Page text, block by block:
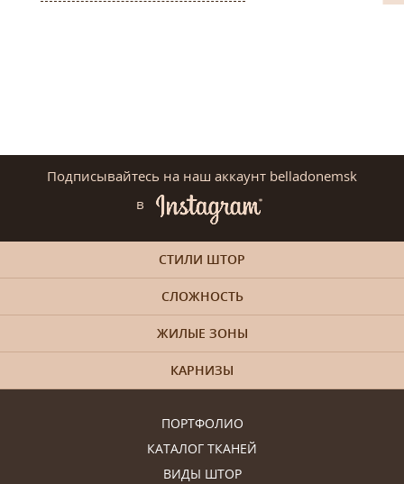
Подписывайтесь на наш аккаунт belladonemsk
в
ПОРТФОЛИО
КАТАЛОГ ТКАНЕЙ
ВИДЫ ШТОР
СТИЛИ ШТОР
СЛОЖНОСТЬ
ЖИЛЫЕ ЗОНЫ
КАРНИЗЫ